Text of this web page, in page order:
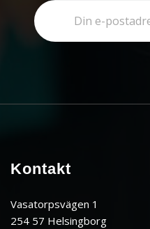
Kontakt
Vasatorpsvägen 1
254 57 Helsingborg